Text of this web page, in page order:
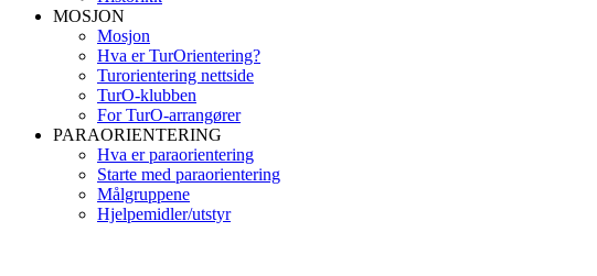
MOSJON
Mosjon
Hva er TurOrientering?
Turorientering nettside
TurO-klubben
For TurO-arrangører
PARAORIENTERING
Hva er paraorientering
Starte med paraorientering
Målgruppene
Hjelpemidler/utstyr